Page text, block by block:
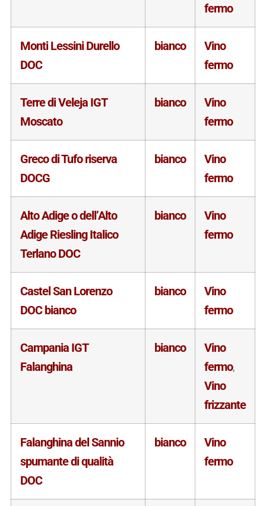
fermo
Monti Lessini Durello
DOC
bianco
Vino
fermo
Terre di Veleja IGT
Moscato
bianco
Vino
fermo
Greco di Tufo riserva
DOCG
bianco
Vino
fermo
Alto Adige o dell’Alto
Adige Riesling Italico
Terlano DOC
bianco
Vino
fermo
Castel San Lorenzo
DOC bianco
bianco
Vino
fermo
Campania IGT
Falanghina
bianco
Vino
fermo,
Vino
frizzante
Falanghina del Sannio
spumante di qualità
DOC
bianco
Vino
fermo